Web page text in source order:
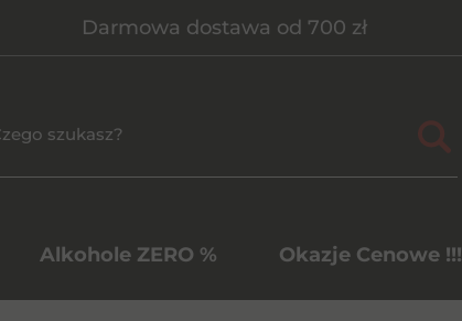
Darmowa dostawa od 700 zł
Alkohole ZERO % Okazje Cenowe !!!